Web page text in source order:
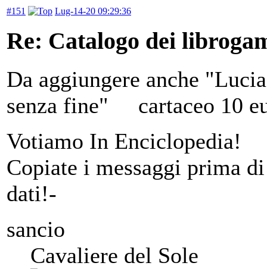
#151 Lug-14-20 09:29:36
Re: Catalogo dei
Da aggiungere anche
senza fine" cartaceo 10
Votiamo In Enciclopedia!
Copiate i messaggi prima
dati!-
sancio
Cavaliere del Sole